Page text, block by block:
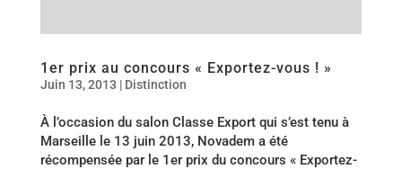
1er prix au concours « Exportez-vous ! »
Juin 13, 2013 | Distinction
À l’occasion du salon Classe Export qui s’est tenu à
Marseille le 13 juin 2013, Novadem a été
récompensée par le 1er prix du concours « Exportez-